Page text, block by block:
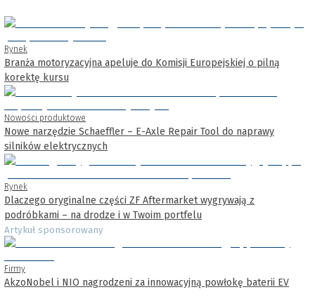
Rynek
Branża motoryzacyjna apeluje do Komisji Europejskiej o pilną
korektę kursu
Nowości produktowe
Nowe narzędzie Schaeffler – E-Axle Repair Tool do naprawy
silników elektrycznych
Rynek
Dlaczego oryginalne części ZF Aftermarket wygrywają z
podróbkami – na drodze i w Twoim portfelu
Artykuł sponsorowany
Firmy
AkzoNobel i NIO nagrodzeni za innowacyjną powłokę baterii EV